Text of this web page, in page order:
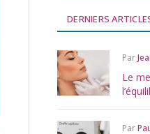
DERNIERS
Par
Le
Par